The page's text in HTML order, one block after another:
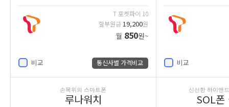
T 포켓파이 10
할부원금19,200원
월 850원~
비교 통신사별 가격비교 비교
손목위의 스마트폰
루나워치
신선한 하이앤
SOL폰